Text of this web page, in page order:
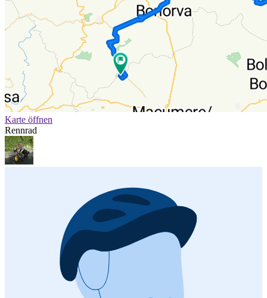
Karte öffnen
Rennrad